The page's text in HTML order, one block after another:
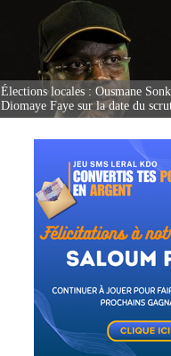
Élections locales : Ousmane
Diomaye Faye sur la date du